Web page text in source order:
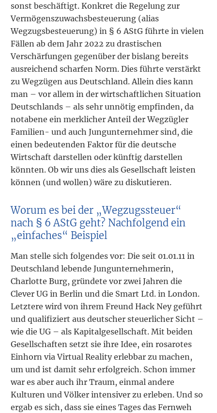
sonst be­schäftigt. Konkret die Regelung zur
Vermögenszuwachsbesteuerung (alias
Wegzugsbesteue­rung) in § 6 AStG führte in vielen
Fällen ab dem Jahr 2022 zu drastischen
Verschärfungen gegenüber der bislang bereits
ausreichend scharfen Norm. Dies führte verstärkt
zu Wegzügen aus Deutschland. Allein dies kann
man – vor allem in der wirtschaftlichen Situation
Deutschlands – als sehr unnötig empfinden, da
notabene ein merklicher Anteil der Wegzügler
Familien- und auch Jungunter­nehmer sind, die
einen bedeutenden Faktor für die deutsche
Wirtschaft darstellen oder künftig darstellen
könnten. Ob wir uns dies als Gesellschaft leisten
können (und wollen) wäre zu diskutieren.
Worum es bei der „Wegzugssteuer“
nach § 6 AStG geht? Nachfolgend ein
„einfaches“ Beispiel
Man stelle sich folgendes vor: Die seit 01.01.11 in
Deutschland lebende Jungunternehmerin,
Charlotte Burg, gründete vor zwei Jahren die
Clever UG in Berlin und die Smart Ltd. in London.
Letztere wird von ihrem Freund Hack Ney geführt
und qualifiziert aus deutscher steuerlicher Sicht –
wie die UG – als Kapitalgesellschaft. Mit beiden
Gesellschaften setzt sie ihre Idee, ein rosarotes
Einhorn via Virtual Reality erlebbar zu machen,
um und ist damit sehr erfolgreich. Schon immer
war es aber auch ihr Traum, einmal andere
Kulturen und Völker intensiver zu erleben. Und so
ergab es sich, dass sie eines Tages das Fernweh